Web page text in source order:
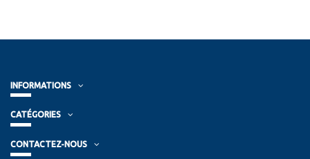
INFORMATIONS
CATÉGORIES
CONTACTEZ-NOUS